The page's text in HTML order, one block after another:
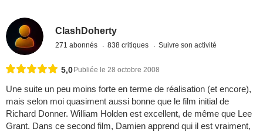
ClashDoherty
271 abonnés 838 critiques Suivre son activité
5,0 Publiée le 28 octobre 2008
Une suite un peu moins forte en terme de réalisation (et encore),
mais selon moi quasiment aussi bonne que le film initial de
Richard Donner. William Holden est excellent, de même que Lee
Grant. Dans ce second film, Damien apprend qui il est vraiment,